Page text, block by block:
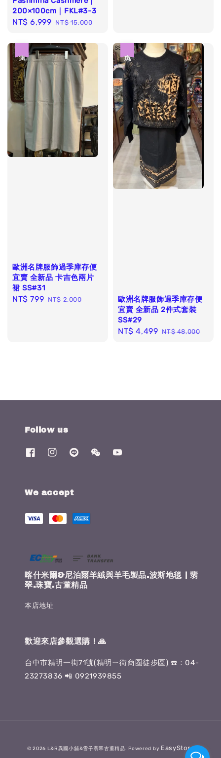
200×100cm｜FKL#3-3
Sale
NT$ 6,999 Regular
NT$ 15,000
歐洲名牌服飾過季庫存便
宜賣 全新品 卡吉色兩片
裙 SS#31
Sale
NT$ 799 Regular
NT$ 2,000
歐洲名牌服飾過季庫存便
宜賣 全新品 2件式套裝
SS#29
Sale
NT$ 4,499 Regular
NT$ 48,000
Follow us
We accept
喀什米爾&尼泊爾羊絨與羊毛製品.波斯地毯 | 翡
翠.珠寶.古董精品
本店地址
歡迎來店參觀選購！🙏
台中市精明一街71號(精明ㄧ街商圈徒步區) ☎️：04-
23273836 📲 0921939855
© 2026 L&R異國小舖&雪子翡翠古董精品. Powered by EasyStore